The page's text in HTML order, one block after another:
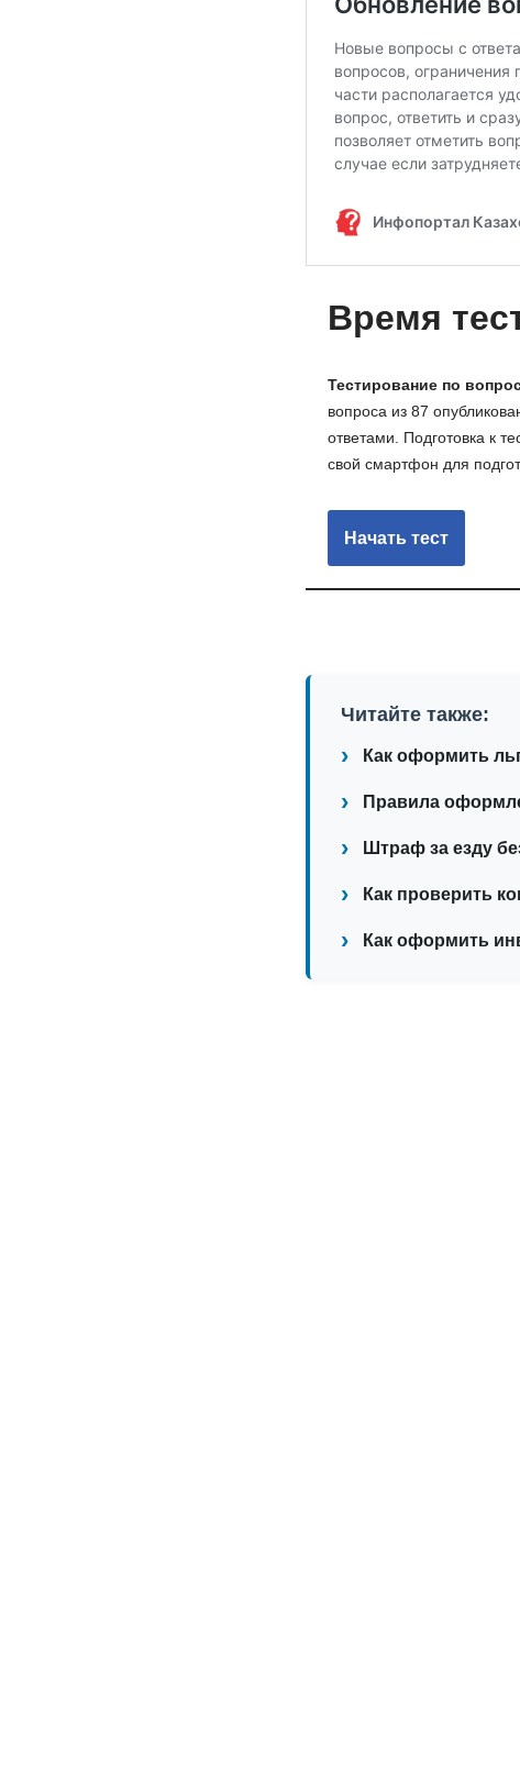
Время
Тестирование по
вопроса из 87
ответами. Подготовка к
свой смартфон для
Читайте также:
Как оформить
Правила
Штраф за езду
Как проверить
Как оформить